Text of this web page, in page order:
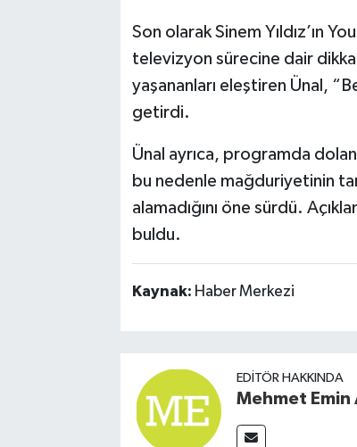
Son olarak Sinem Yıldız’ın
televizyon sürecine dair
yaşananları eleştiren Ünal,
getirdi.
Ünal ayrıca, programda
bu nedenle mağduriyetinin
alamadığını öne sürdü.
buldu.
Kaynak: Haber Merkezi
EDITÖR HAKKINDA
Mehmet Emin